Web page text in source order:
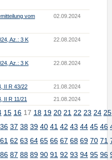
vom
02.09.2024
Az.: 3 K
22.08.2024
Az.: 3 K
22.08.2024
II R 43/22 21.08.2024
II R 11/21 21.08.2024
15 1617 18 19 20 21 22 23 24 25
36 37 38 39 40 41 42 43 44 45 46
61 62 63 64 65 66 67 68 69 70 71
86 87 88 89 90 91 92 93 94 95 96